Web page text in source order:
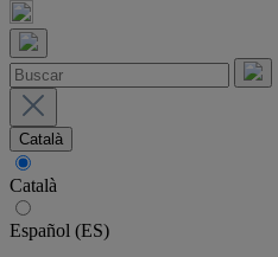
Català
Català
Español (ES)